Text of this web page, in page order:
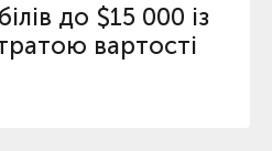
до $15 000 із
вартості